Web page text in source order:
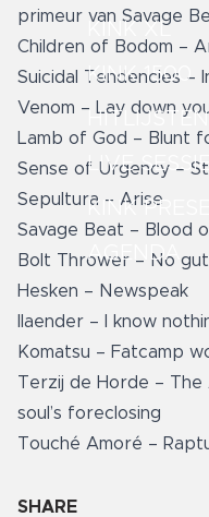
KINK XL
KINK 1500
HITLIJSTEN
LIVE
KINK
AGENDA
primeur van Savage
Children of Bodom –
Suicidal Tendencies –
Venom – Lay down
Lamb of God – Blunt
Sense of Urgency –
Sepultura – Arise
Savage Beat – Blood
Bolt Thrower – No
Hesken – Newspeak
Ilaender – I know
Komatsu – Fatcamp
Terzij de Horde – The
soul’s foreclosing
Touché Amoré –
SHARE